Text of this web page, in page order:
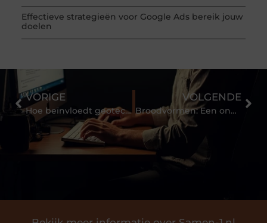
Effectieve strategieën voor Google Ads bereik jouw
doelen
VORIGE
Hoe beïnvloedt geotechniek moderne bouwprojecten?
VOLGENDE
Broodvormen: Een onmisbaar hulpmiddel voor de thuisbakker